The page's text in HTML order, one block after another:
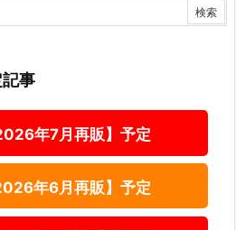
記事
年7月再販】予定
年6月再販】予定